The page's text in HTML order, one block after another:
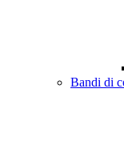
Bandi di